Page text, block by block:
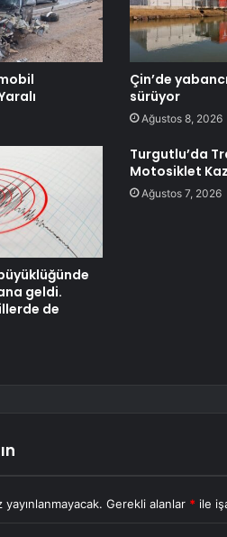
Çin’de
sürüyor
Ağustos 8, 2026
geldi.
de
Turgutlu’da
Motosiklet
Ağustos 7, 2026
Gerekli alanlar * ile